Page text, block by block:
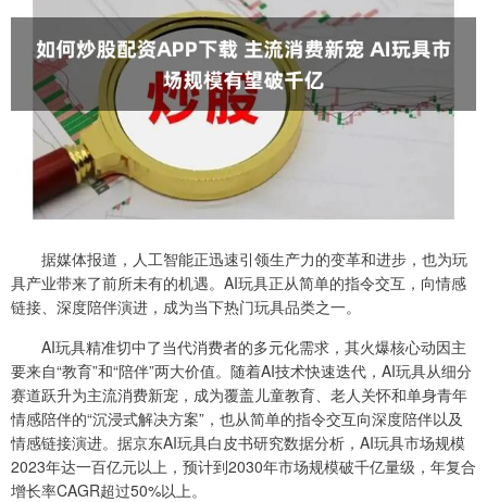
据媒体报道，人工智能正迅速引领生产力的变革和进步，也为玩
具产业带来了前所未有的机遇。AI玩具正从简单的指令交互，向情感
链接、深度陪伴演进，成为当下热门玩具品类之一。
AI玩具精准切中了当代消费者的多元化需求，其火爆核心动因主
要来自“教育”和“陪伴”两大价值。随着AI技术快速迭代，AI玩具从细分
赛道跃升为主流消费新宠，成为覆盖儿童教育、老人关怀和单身青年
情感陪伴的“沉浸式解决方案”，也从简单的指令交互向深度陪伴以及
情感链接演进。据京东AI玩具白皮书研究数据分析，AI玩具市场规模
2023年达一百亿元以上，预计到2030年市场规模破千亿量级，年复合
增长率CAGR超过50%以上。